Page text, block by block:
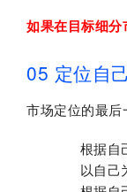
如果在目标细
05 定位自己
市场定位的最后
根据自
以自己